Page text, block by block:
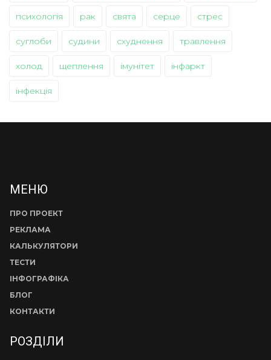
психологія рак свята серце стрес
суглоби судини схуднення травлення
холод щеплення імунітет інфаркт
інфекція
МЕНЮ
ПРО ПРОЕКТ
РЕКЛАМА
КАЛЬКУЛЯТОРИ
ТЕСТИ
ІНФОГРАФІКА
БЛОГ
КОНТАКТИ
РОЗДІЛИ